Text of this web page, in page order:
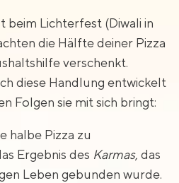
beim Lichterfest (Diwali in
die Hälfte deiner Pizza
verschenkt.
diese Handlung entwickelt
Folgen sie mit sich bringt:
halbe Pizza zu
Ergebnis des Karmas, das
Leben gebunden wurde.